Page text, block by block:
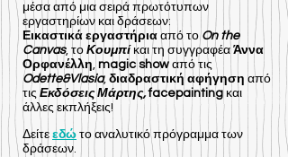
μέσα από μια σειρά πρωτότυπων
εργαστηρίων και δράσεων:
Εικαστικά εργαστήρια από τοOn the
Canvas, το Κουμπί και τη συγγραφέα Άννα
Ορφανέλλη, magic show από τις
Odette&Vlasia, διαδραστική αφήγηση από
τις Εκδόσεις Μάρτης,facepainting και
άλλες εκπλήξεις!
Δείτε εδώ το αναλυτικό πρόγραμμα των
δράσεων.